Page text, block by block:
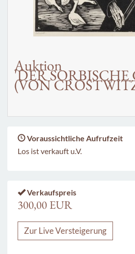
Auktion
'DER SORBISCHE
(VON
Voraussichtliche Aufrufzeit
Los ist verkauft u.V.
Verkaufspreis
300,00 EUR
Zur Live Versteigerung